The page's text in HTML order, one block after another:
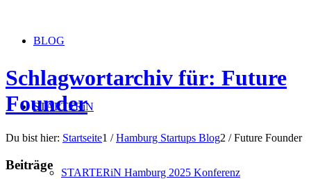
BLOG
STARTERiN
STARTERiN Hamburg 2025 Konferenz
Schlagwortarchiv für: Future
Founder
Du bist hier: Startseite1 / Hamburg Startups Blog2 / Future Founder
Beiträge